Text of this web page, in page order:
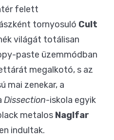
felett
tornyosuló Cult
világát totálisan
paste üzemmódban
megalkotó, s az
mai zenekar, a
Dissection-iskola egyik
metalos Naglfar
indultak.